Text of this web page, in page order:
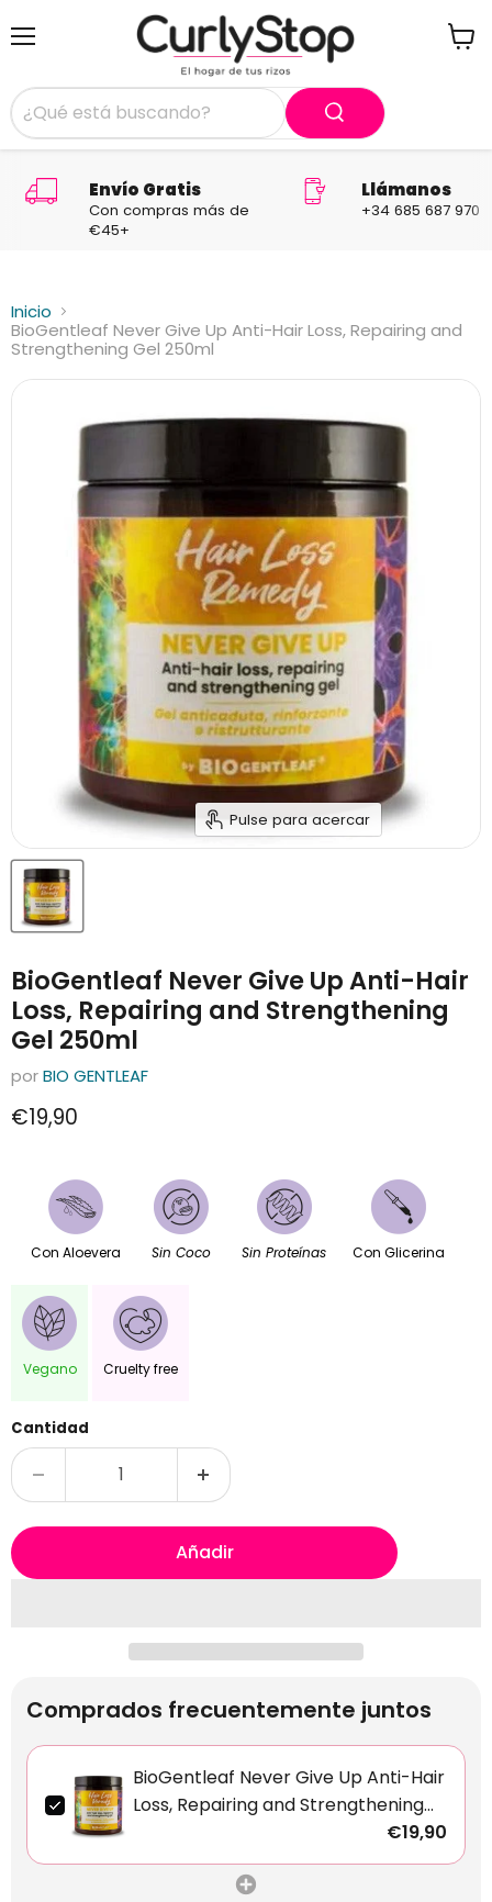
Envío Gratis
Con compras más de
€45+
Llámanos
+34 685 687 970
Inicio
BioGentleaf Never Give Up Anti-Hair Loss, Repairing and
Strengthening Gel 250ml
Pulse para acercar
BioGentleaf Never Give Up Anti-Hair
Loss, Repairing and Strengthening
Gel 250ml
porBIO GENTLEAF
Precio actual
€19,90
Con Aloevera Sin Coco Sin Proteínas Con Glicerina
Vegano Cruelty free
Cantidad
Añadir
Comprados frecuentemente juntos
BioGentleaf Never Give Up Anti-Hair
Loss, Repairing and Strengthening
€19,90